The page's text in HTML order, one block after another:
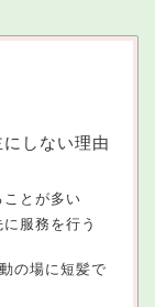
しない理由
とが多い
服務を行う
の場に短髪で